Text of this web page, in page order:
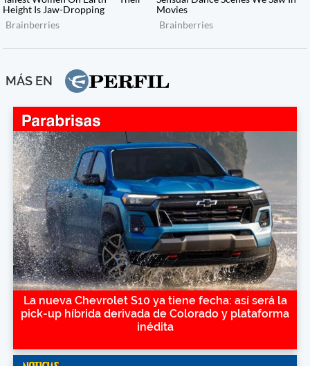
MÁS EN
La nueva Chevrolet S10 ya tiene fecha: así será la
pick-up híbrida derivada de Colorado y plataforma
inédita